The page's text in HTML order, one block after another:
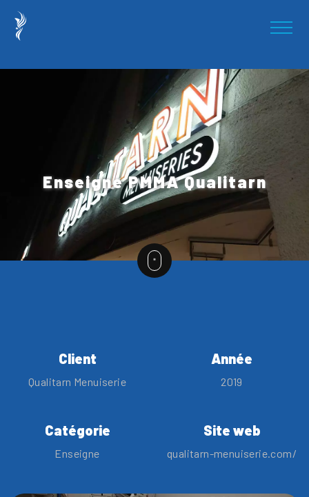
Enseigne PMMA Qualitarn
Client
Qualitarn Menuiserie
Année
2019
Catégorie
Enseigne
Site web
qualitarn-menuiserie.com/